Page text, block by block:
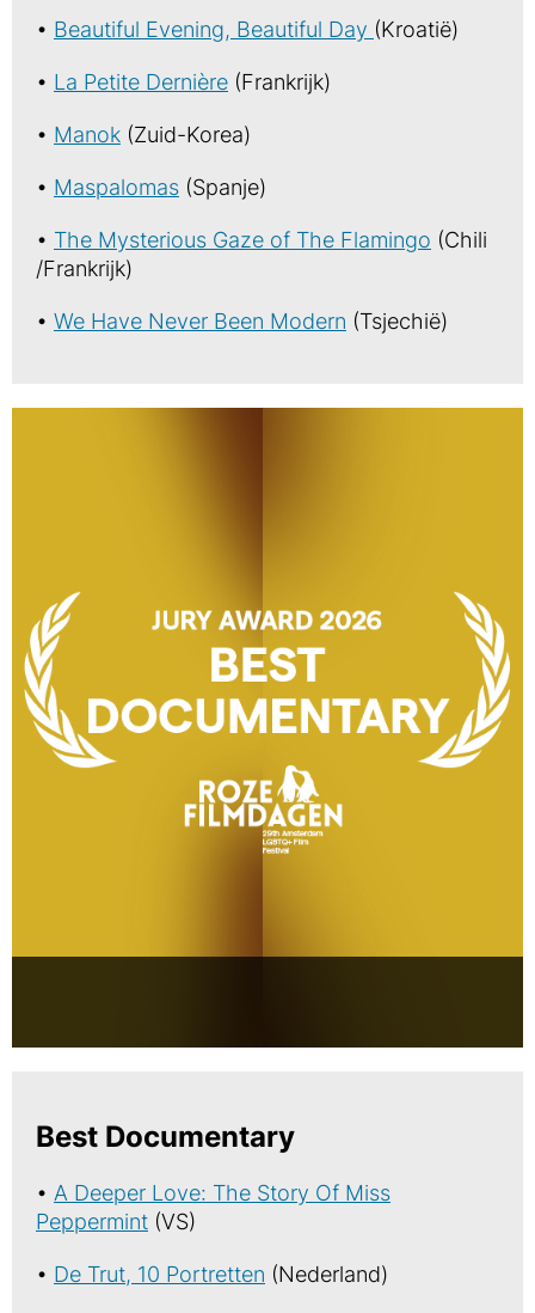
• Beautiful Evening, Beautiful Day (Kroatië)
• La Petite Dernière (Frankrijk)
• Manok (Zuid-Korea)
• Maspalomas (Spanje)
• The Mysterious Gaze of The Flamingo (Chili
/Frankrijk)
• We Have Never Been Modern (Tsjechië)
Best Documentary
• A Deeper Love: The Story Of Miss
Peppermint (VS)
• De Trut, 10 Portretten (Nederland)